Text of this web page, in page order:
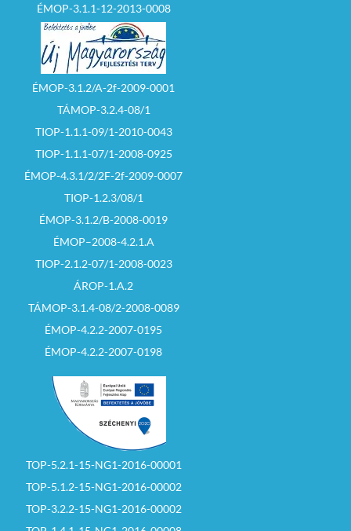
ÉMOP-3.1.1-12-2013-0008
ÉMOP-3.1.2/A-2f-2009-0001
TÁMOP-3.2.4-08/1
TIOP-1.1.1-09/1-2010-0043
TIOP-1.1.1-07/1-2008-0925
ÉMOP-4.3.1/2/2F-2f-2009-0007
TIOP-1.2.3/08/1
ÉMOP-3.1.2/B-2008-0019
ÉMOP–2008-4.2.1.A
TIOP-2.1.2-07/1-2008-0023
ÁROP-1.A.2
TÁMOP-3.1.4-08/2-2008-0089
ÉMOP-4.2.2-2007-0195
ÉMOP-4.2.2-2007-0198
TOP-5.2.1-15-NG1-2016-00001
TOP-5.1.2-15-NG1-2016-00002
TOP-3.2.2-15-NG1-2016-00002